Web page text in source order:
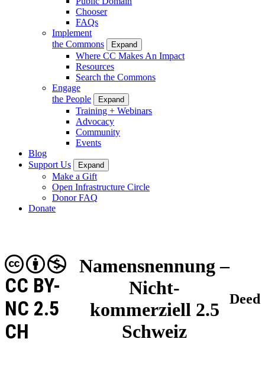
Chooser
FAQs
Implement
the Commons
Expand
Where CC Makes An Impact
Resources
Search the Commons
Engage
the People
Expand
Training + Webinars
Advocacy
Community
Events
Blog
Support Us
Expand
Make a Gift
Open Infrastructure Circle
Donor FAQ
Donate
Namensnennung –
Nicht-
kommerziell 2.5
Schweiz
CC BY-
NC 2.5
CH
Deed